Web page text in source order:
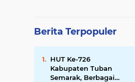
Berita Terpopuler
HUT Ke-726
Kabupaten Tuban
Semarak, Berbagai